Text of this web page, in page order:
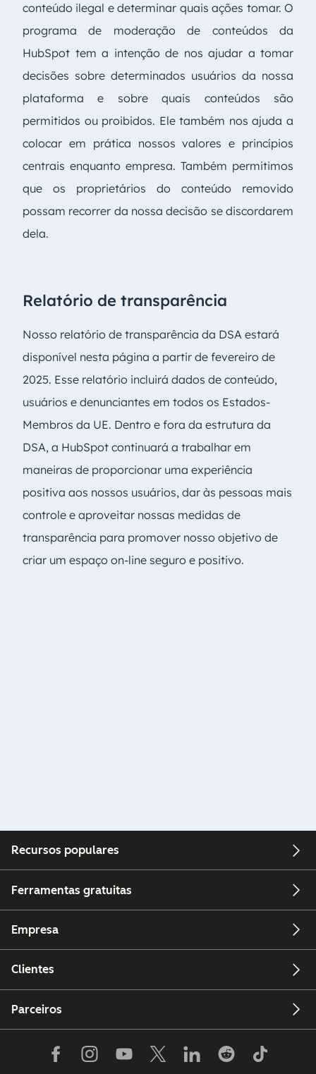
conteúdo ilegal e determinar quais ações tomar. O
programa de moderação de conteúdos da
HubSpot tem a intenção de nos ajudar a tomar
decisões sobre determinados usuários da nossa
plataforma e sobre quais conteúdos são
permitidos ou proibidos. Ele também nos ajuda a
colocar em prática nossos valores e princípios
centrais enquanto empresa. Também permitimos
que os proprietários do conteúdo removido
possam recorrer da nossa decisão se discordarem
dela.
Relatório de transparência
Nosso relatório de transparência da DSA estará
disponível nesta página a partir de fevereiro de
2025. Esse relatório incluirá dados de conteúdo,
usuários e denunciantes em todos os Estados-
Membros da UE. Dentro e fora da estrutura da
DSA, a HubSpot continuará a trabalhar em
maneiras de proporcionar uma experiência
positiva aos nossos usuários, dar às pessoas mais
controle e aproveitar nossas medidas de
transparência para promover nosso objetivo de
criar um espaço on-line seguro e positivo.
Recursos populares
Ferramentas gratuitas
Empresa
Clientes
Parceiros